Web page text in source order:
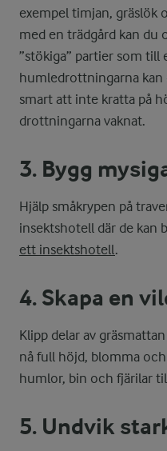
exempel timjan, gräslök
med en trädgård kan du
”stökiga” partier som till
humledrottningarna kan
smart att inte kratta på
drottningarna vaknat.
3. Bygg
Hjälp småkrypen på
insektshotell där de kan
ett insektshotell.
4. Skapa en
Klipp delar av
nå full höjd, blomma
humlor, bin och fjärilar
5. Undvik